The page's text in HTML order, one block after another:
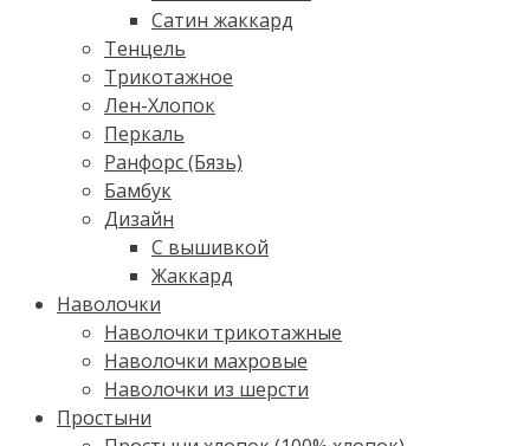
Сатин жаккард
Тенцель
Трикотажное
Лен-Хлопок
Перкаль
Ранфорс (Бязь)
Бамбук
Дизайн
С вышивкой
Жаккард
Наволочки
Наволочки трикотажные
Наволочки махровые
Наволочки из шерсти
Простыни